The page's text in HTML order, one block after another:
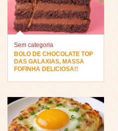
Sem categoria
BOLO DE CHOCOLATE TOP
DAS GALAXIAS, MASSA
FOFINHA DELICIOSA!!